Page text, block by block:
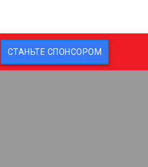
СТАНЬТЕ СПОНСОРОМ